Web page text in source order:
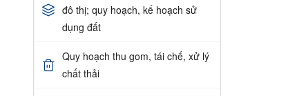
đô thị; quy hoạch, kế hoạch sử
dụng đất
Quy hoạch thu gom, tái chế, xử lý
chất thải